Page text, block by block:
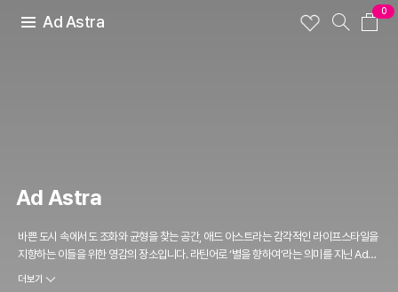
Ad Astra
0
Ad Astra
바쁜 도시 속에서도 조화와 균형을 찾는 공간, 애드 아스트라는 감각적인 라이프스타일을
지향하는 이들을 위한 영감의 장소입니다. 라틴어로 ‘별을 향하여’라는 의미를 지닌 Ad
Astra는 지친 일상 속에서 여유와 기쁨을 찾을 수 있도록 영감과 휴식을 담아낸 특별한 공
더보기